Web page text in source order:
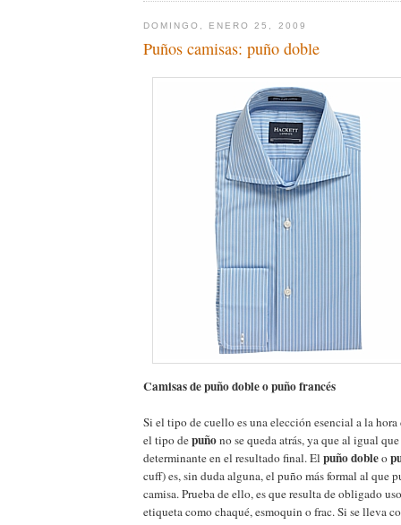
DOMINGO, ENERO 25, 2009
Puños camisas: puño doble
Camisas de puño doble o puño francés
Si el tipo de cuello es una elección esencial a la hora
el tipo depuñono se queda atrás, ya que al igual
determinante en el resultado final. El puño dobleo
cuff) es, sin duda alguna, el puño más formal al que
camisa. Prueba de ello, es que resulta de obligado
etiqueta como chaqué, esmoquin o frac. Si se lleva